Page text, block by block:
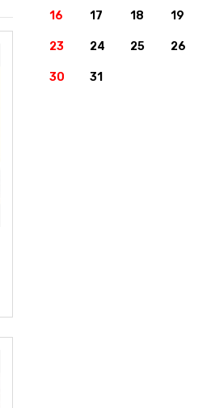
16 17 18 19
23 24 25 26
30 31